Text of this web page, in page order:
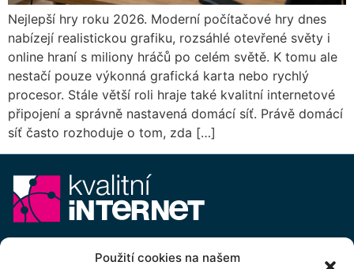
Použití cookies na našem
Nejlepší hry roku 2026. Moderní počítačové hry dnes
nabízejí realistickou grafiku, rozsáhlé otevřené světy i
online hraní s miliony hráčů po celém světě. K tomu ale
nestačí pouze výkonná grafická karta nebo rychlý
procesor. Stále větší roli hraje také kvalitní internetové
připojení a správně nastavená domácí síť. Právě domácí
síť často rozhoduje o tom, zda […]
info@kvalitni-internet.cz